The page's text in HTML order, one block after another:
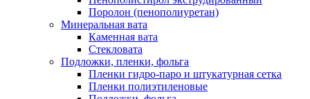
Поролон (пенополиуретан)
Минеральная вата
Каменная вата
Стекловата
Подложки, пленки, фольга
Пленки гидро-паро и штукатурная сетка
Пленки полиэтиленовые